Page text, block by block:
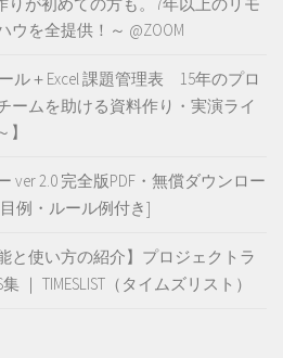
ウを全提供！～ @ZOOM
ル＋Excel 課題管理表 15年のプロ
ームを助ける資料作り・実演ライ
ver 2.0 完全版PDF・無償ダウンロー
例・ルール例付き]
と使い方の紹介】プロジェクトラ
｜ TIMESLIST（タイムズリスト）